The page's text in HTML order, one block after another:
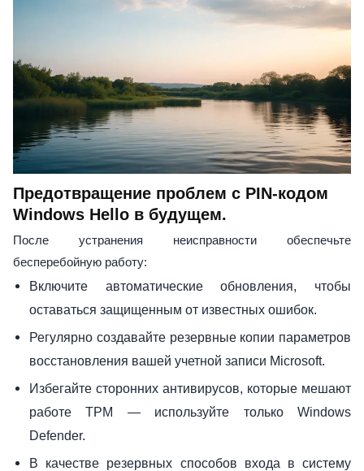
Предотвращение проблем с PIN-кодом
Windows Hello в будущем.
После устранения неисправности обеспечьте
бесперебойную работу:
Включите автоматические обновления, чтобы
оставаться защищенным от известных ошибок.
Регулярно создавайте резервные копии параметров
восстановления вашей учетной записи Microsoft.
Избегайте сторонних антивирусов, которые мешают
работе TPM — используйте только Windows
Defender.
В качестве резервных способов входа в систему